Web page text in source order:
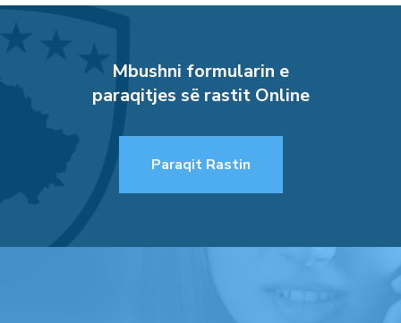
Mbushni formularin e
paraqitjes së rastit Online
Paraqit Rastin